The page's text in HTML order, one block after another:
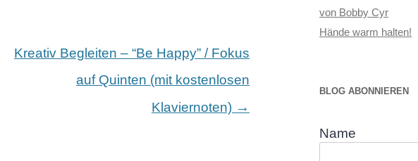
Kreativ Begleiten – “Be Happy” / Fokus
auf Quinten (mit kostenlosen
Klaviernoten) →
von Bobby Cyr
Hände warm halten!
BLOG ABONNIEREN
Name